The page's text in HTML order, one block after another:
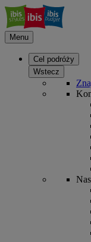
Menu
Cel podróży
Wstecz